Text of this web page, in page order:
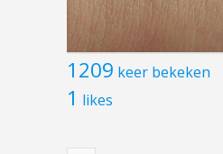
1209 keer bekeken
1 likes